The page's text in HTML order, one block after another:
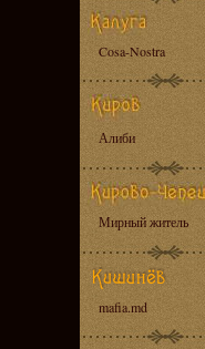
Cosa-Nostra
Алиби
Мирный житель
mafia.md